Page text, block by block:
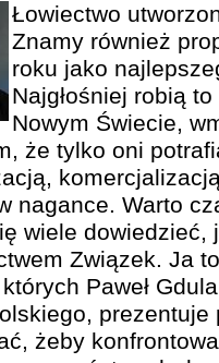
Łowiectwo
Znamy również
roku jako
Najgłośniej robią
Nowym Świecie,
że tylko oni
nagance. Warto
wiele dowiedzieć,
Związek. Ja
Paweł
żeby